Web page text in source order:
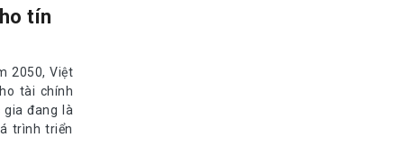
tín
2050, Việt
tài chính
gia đang là
trình triển